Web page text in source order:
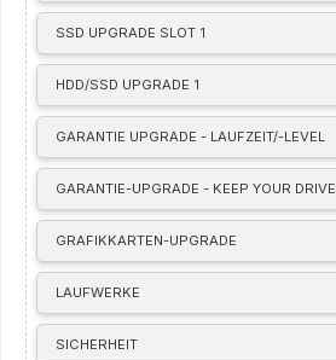
SSD UPGRADE SLOT 1
HDD/SSD UPGRADE 1
GARANTIE UPGRADE - LAUFZEIT/-LEVEL
GARANTIE-UPGRADE - KEEP YOUR DRIVE
GRAFIKKARTEN-UPGRADE
LAUFWERKE
SICHERHEIT